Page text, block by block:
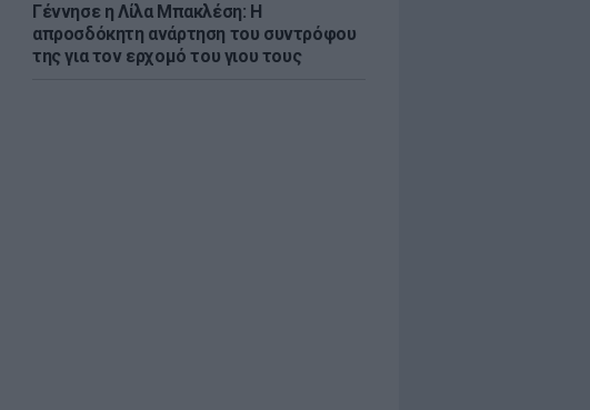
Γέννησε η Λίλα Μπακλέση: Η
απροσδόκητη ανάρτηση του συντρόφου
της για τον ερχομό του γιου τους